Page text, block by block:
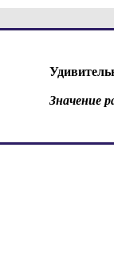
Значение